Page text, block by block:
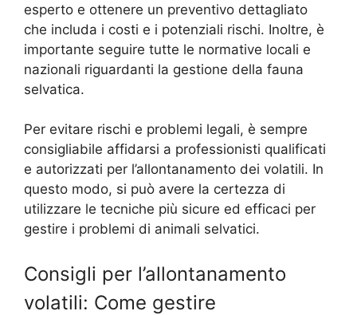
esperto e ottenere un preventivo dettagliato
che includa i costi e i potenziali rischi. Inoltre, è
importante seguire tutte le normative locali e
nazionali riguardanti la gestione della fauna
selvatica.
Per evitare rischi e problemi legali, è sempre
consigliabile affidarsi a professionisti qualificati
e autorizzati per l’allontanamento dei volatili. In
questo modo, si può avere la certezza di
utilizzare le tecniche più sicure ed efficaci per
gestire i problemi di animali selvatici.
Consigli per l’allontanamento
volatili: Come gestire